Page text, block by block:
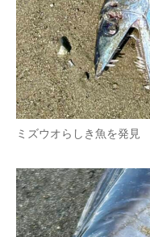
ミズウオらしき魚を発見